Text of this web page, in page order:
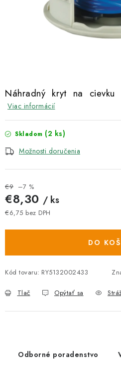
Náhradný kryt na cievku
Viac informácií
Skladom (2 ks)
Možnosti doručenia
€9 –7 %
€8,30 / ks
€6,75 bez DPH
DO
Kód tovaru: RY5132002433
Tlač Opýtať sa
Odborné poradenstvo